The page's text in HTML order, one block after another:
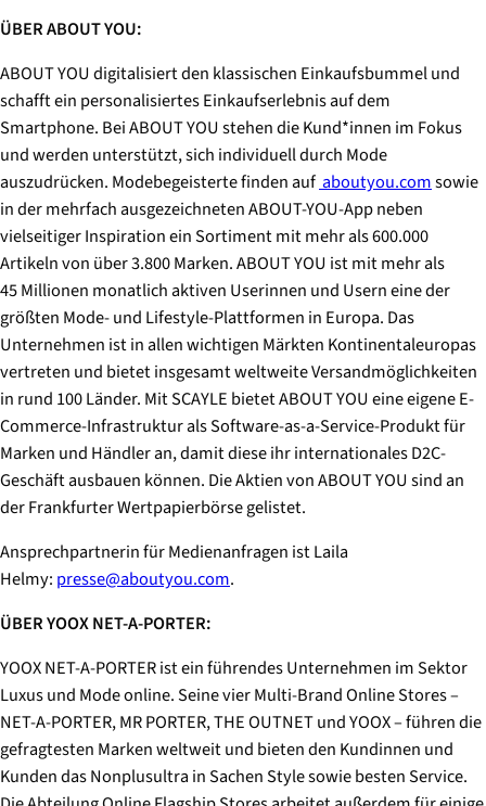
ÜBER ABOUT YOU:
ABOUT YOU digitalisiert den klassischen Einkaufsbummel und
schafft ein personalisiertes Einkaufserlebnis auf dem
Smartphone. Bei ABOUT YOU stehen die Kund*innen im Fokus
und werden unterstützt, sich individuell durch Mode
auszudrücken. Modebegeisterte finden aufaboutyou.comsowie
in der mehrfach ausgezeichneten ABOUT-YOU-App neben
vielseitiger Inspiration ein Sortiment mit mehr als 600.000
Artikeln von über 3.800 Marken. ABOUT YOU ist mit mehr als
45 Millionen monatlich aktiven Userinnen und Usern eine der
größten Mode- und Lifestyle-Plattformen in Europa. Das
Unternehmen ist in allen wichtigen Märkten Kontinentaleuropas
vertreten und bietet insgesamt weltweite Versandmöglichkeiten
in rund 100 Länder. Mit SCAYLE bietet ABOUT YOU eine eigene E-
Commerce-Infrastruktur als Software-as-a-Service-Produkt für
Marken und Händler an, damit diese ihr internationales D2C-
Geschäft ausbauen können. Die Aktien von ABOUT YOU sind an
der Frankfurter Wertpapierbörse gelistet.
Ansprechpartnerin für Medienanfragen ist Laila
Helmy: presse@aboutyou.com.
ÜBER YOOX NET-A-PORTER:
YOOX NET-A-PORTER ist ein führendes Unternehmen im Sektor
Luxus und Mode online. Seine vier Multi-Brand Online Stores –
NET-A-PORTER, MR PORTER, THE OUTNET und YOOX – führen die
gefragtesten Marken weltweit und bieten den Kundinnen und
Kunden das Nonplusultra in Sachen Style sowie besten Service.